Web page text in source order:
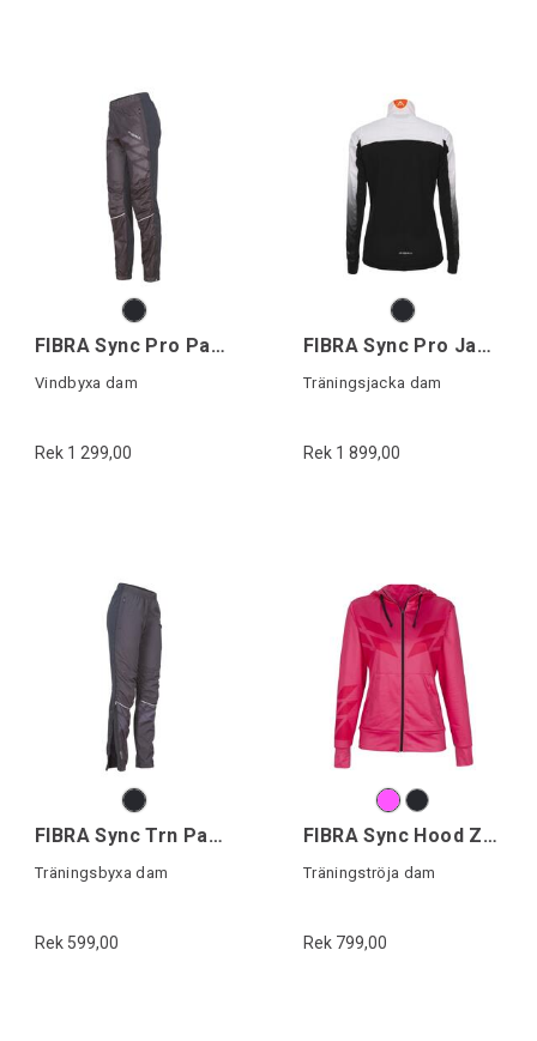
FIBRA Sync Pro Pant W
Vindbyxa dam
Rek 1 299,00
FIBRA Sync Pro Jacket W
Träningsjacka dam
Rek 1 899,00
FIBRA Sync Trn Pant W
Träningsbyxa dam
Rek 599,00
FIBRA Sync Hood Zip W
Träningströja dam
Rek 799,00